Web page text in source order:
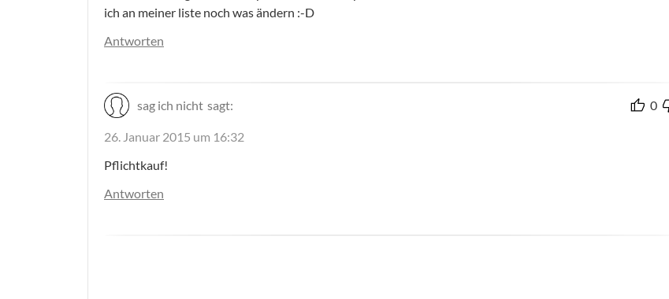
ich an meiner liste noch was ändern :-D
Antworten
sag ich nicht sagt: 0
26. Januar 2015 um 16:32
Pflichtkauf!
Antworten